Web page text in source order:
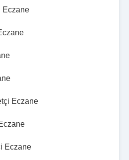
Eczane
Eczane
Eczane